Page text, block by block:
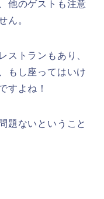
他のゲストも注意
ん。
ストランもあり、
もし座ってはいけ
すよね！
題ないということ